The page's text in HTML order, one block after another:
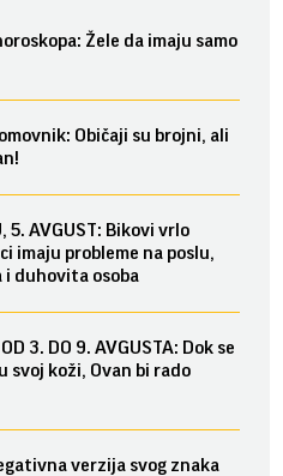
Žele da imaju samo
Običaji su brojni, ali
5. AVGUST: Bikovi vrlo
imaju probleme na poslu,
i duhovita osoba
3. DO 9. AVGUSTA: Dok se
svoj koži, Ovan bi rado
verzija svog znaka